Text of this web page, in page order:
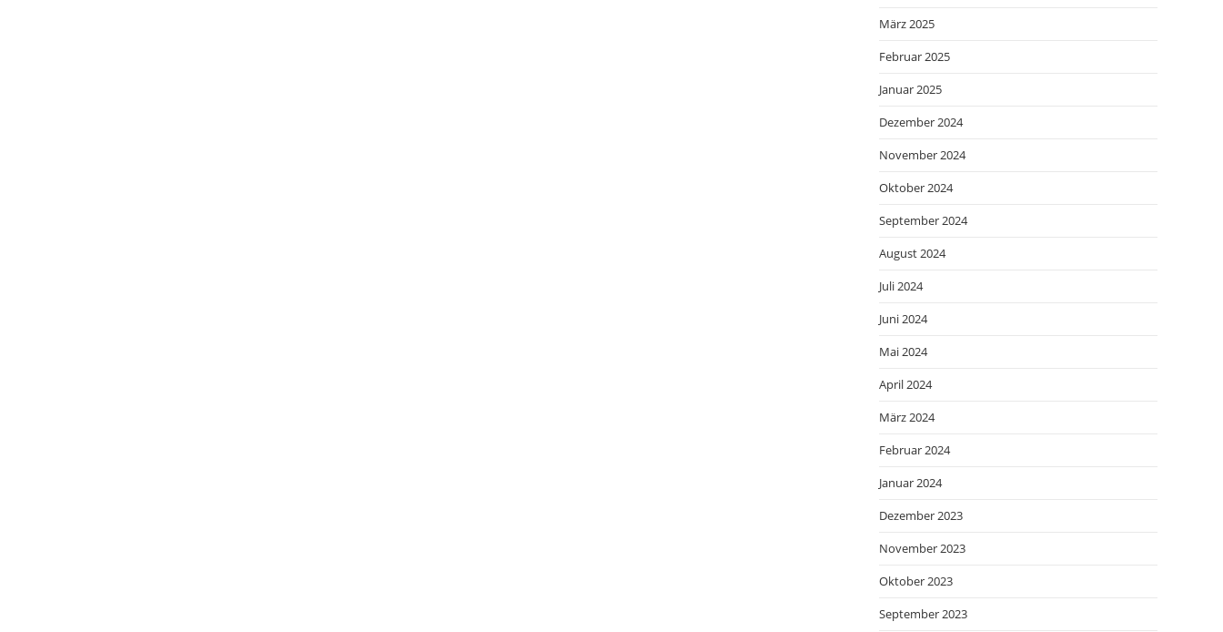
März 2025
Februar 2025
Januar 2025
Dezember 2024
November 2024
Oktober 2024
September 2024
August 2024
Juli 2024
Juni 2024
Mai 2024
April 2024
März 2024
Februar 2024
Januar 2024
Dezember 2023
November 2023
Oktober 2023
September 2023